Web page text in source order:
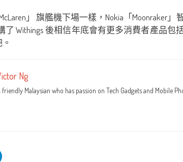
」 旗艦機下場一樣，Nokia「
了 Withings 後相信年底會有更多消費者產品
Ng
friendly Malaysian who has passion on Tech Gadgets and Mobile